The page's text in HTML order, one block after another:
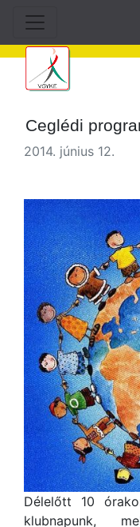
Ceglédi
2014. június 12.
Délelőtt 10
klubnapunk,